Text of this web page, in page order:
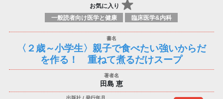
お気に入り
一般読者向け医学と健康 臨床医学&内科
〈２歳～小学生〉親子で食べたい強いからだ
を作る！ 重ねて煮るだけスープ
田島 恵